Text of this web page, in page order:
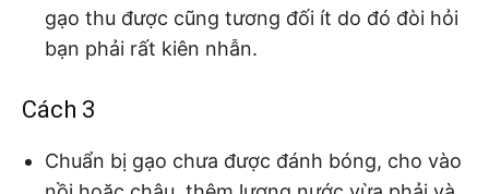
gạo thu được cũng tương đối ít do đó đòi hỏi
bạn phải rất kiên nhẫn.
Cách 3
Chuẩn bị gạo chưa được đánh bóng, cho vào